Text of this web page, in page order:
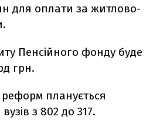
для оплати за житлово-
Пенсійного фонду буде
грн.
реформ планується
з 802 до 317.